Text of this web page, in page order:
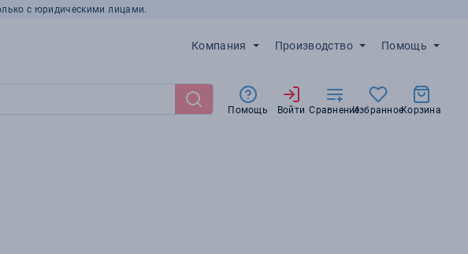
с юридическими лицами.
Компания Производство Помощь
Помощь Войти СравнениеИзбранноеКорзина